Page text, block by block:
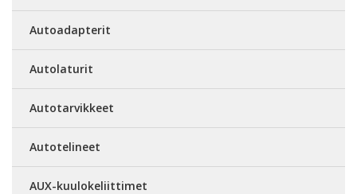
Autoadapterit
Autolaturit
Autotarvikkeet
Autotelineet
AUX-kuulokeliittimet